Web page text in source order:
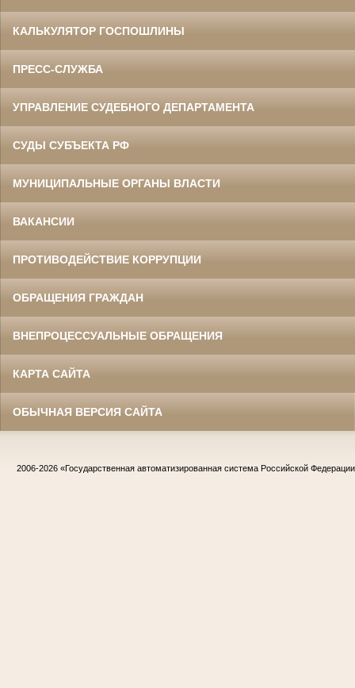
КАЛЬКУЛЯТОР ГОСПОШЛИНЫ
ПРЕСС-СЛУЖБА
УПРАВЛЕНИЕ СУДЕБНОГО ДЕПАРТАМЕНТА
СУДЫ СУБЪЕКТА РФ
МУНИЦИПАЛЬНЫЕ ОРГАНЫ ВЛАСТИ
ВАКАНСИИ
ПРОТИВОДЕЙСТВИЕ КОРРУПЦИИ
ОБРАЩЕНИЯ ГРАЖДАН
ВНЕПРОЦЕССУАЛЬНЫЕ ОБРАЩЕНИЯ
КАРТА САЙТА
ОБЫЧНАЯ ВЕРСИЯ САЙТА
2006-2026 «Государственная автоматизированная система Российской